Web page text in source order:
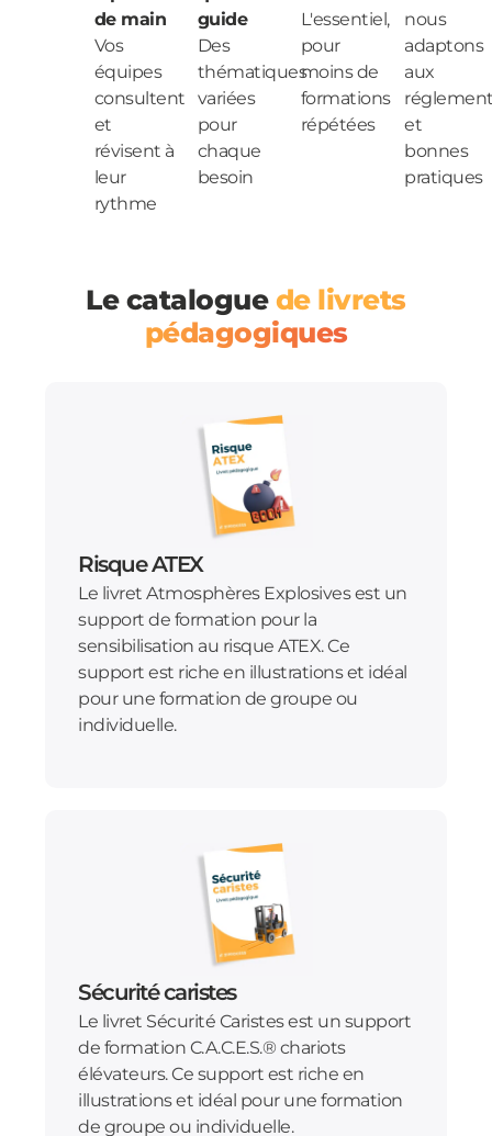
de main
Vos
équipes
consultent
et
révisent à
leur
rythme
guide
Des
thématiques
variées
pour
chaque
besoin
L'essentiel,
pour
moins de
formations
répétées
nous
adaptons
aux
et
bonnes
pratiques
Le catalogue de livrets
pédagogiques
Risque ATEX
Le livret Atmosphères Explosives est un
support de formation pour la
sensibilisation au risque ATEX. Ce
support est riche en illustrations et idéal
pour une formation de groupe ou
individuelle.
Sécurité caristes
Le livret Sécurité Caristes est un support
de formation C.A.C.E.S.® chariots
élévateurs. Ce support est riche en
illustrations et idéal pour une formation
de groupe ou individuelle.